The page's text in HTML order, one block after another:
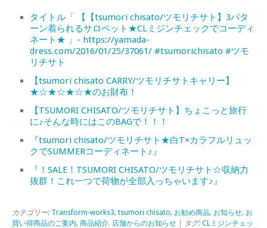
タイトル「 【【tsumori chisato/ツモリチサト】3パタ
ーン着られるサロペット★CLミジンチェックでコーディ
ネート★ 」- https://yamada-
dress.com/2016/01/25/37061/ #tsumorichisato #ツモ
リチサト
【tsumori chisato CARRY/ツモリチサトキャリー】
★☆★☆★☆★のお財布！
【TSUMORI CHISATO/ツモリチサト】ちょこっと旅行
に♪そんな時にはこのBAGで！！！
『tsumori chisato/ツモリチサト★白T×カラフルリュッ
クでSUMMERコーディネート♪』
『！SALE！TSUMORI CHISATO/ツモリチサト☆収納力
抜群！これ一つで荷物が全部入っちゃいます♪』
カテゴリー: Transform-works3, tsumori chisato, お勧め商品, お知らせ, お
買い得商品のご案内, 商品紹介, 店舗からのお知らせ | タグ: CLミジンチェッ